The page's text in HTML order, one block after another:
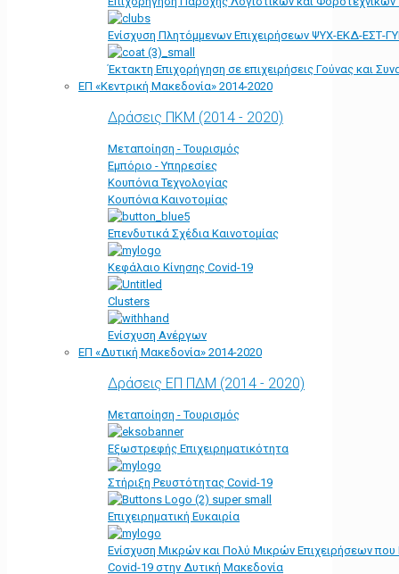
Ενίσχυση Πλητόμμενων Επιχειρήσεων ΨΥΧ-ΕΚΔ-ΕΣΤ-
Έκτακτη Επιχορήγηση σε επιχειρήσεις Γούνας και
ΕΠ «Kεντρική Μακεδονία» 2014-2020
Δράσεις ΠΚΜ (2014 - 2020)
Μεταποίηση - Τουρισμός
Εμπόριο - Υπηρεσίες
Κουπόνια Τεχνολογίας
Κουπόνια Καινοτομίας
Επενδυτικά Σχέδια Καινοτομίας
Κεφάλαιο Κίνησης Covid-19
Clusters
Ενίσχυση Ανέργων
ΕΠ «Δυτική Μακεδονία» 2014-2020
Δράσεις ΕΠ ΠΔΜ (2014 - 2020)
Μεταποίηση - Τουρισμός
Εξωστρεφής Επιχειρηματικότητα
Στήριξη Ρευστότητας Covid-19
Επιχειρηματική Ευκαιρία
Ενίσχυση Μικρών και Πολύ Μικρών Επιχειρήσεων
Covid-19 στην Δυτική Μακεδονία